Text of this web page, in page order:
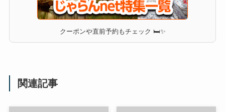
クーポンや直前予約もチェック 🛏✨
関連記事